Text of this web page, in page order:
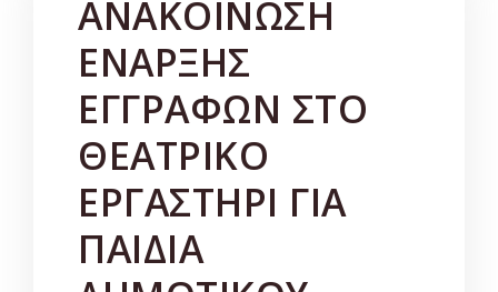
ΑΝΑΚΟΙΝΩΣΗ
ΕΝΑΡΞΗΣ
ΕΓΓΡΑΦΩΝ ΣΤΟ
ΘΕΑΤΡΙΚΟ
ΕΡΓΑΣΤΗΡΙ ΓΙΑ
ΠΑΙΔΙΑ